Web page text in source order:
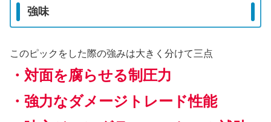
強味
このピックをした際の強みは大きく分けて三点
・対面を腐らせる制圧力
・強力なダメージトレード性能